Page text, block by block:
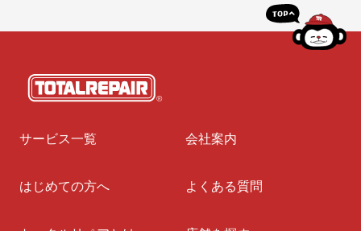
サービス一覧 会社案内
はじめての方へ よくある質問